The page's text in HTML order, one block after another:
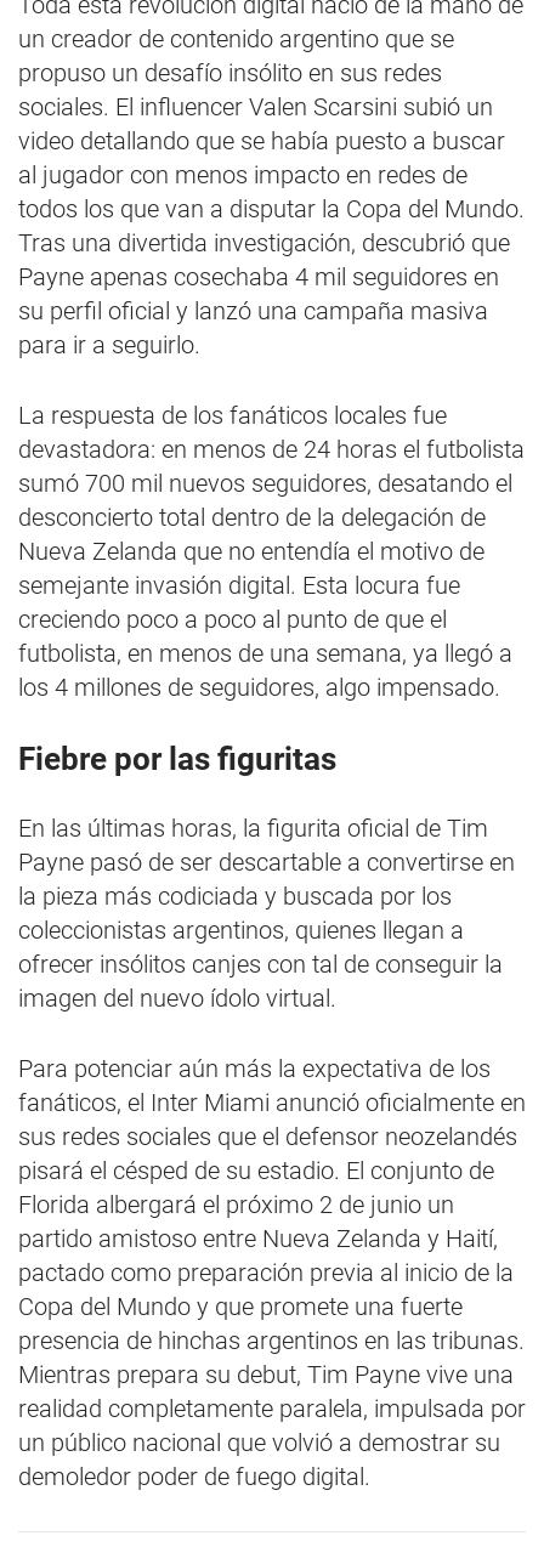
un creador de contenido argentino que se
propuso un desafío insólito en sus redes
sociales. El influencer Valen Scarsini subió un
video detallando que se había puesto a buscar
al jugador con menos impacto en redes de
todos los que van a disputar la Copa del Mundo.
Tras una divertida investigación, descubrió que
Payne apenas cosechaba 4 mil seguidores en
su perfil oficial y lanzó una campaña masiva
para ir a seguirlo.
La respuesta de los fanáticos locales fue
devastadora: en menos de 24 horas el futbolista
sumó 700 mil nuevos seguidores, desatando el
desconcierto total dentro de la delegación de
Nueva Zelanda que no entendía el motivo de
semejante invasión digital. Esta locura fue
creciendo poco a poco al punto de que el
futbolista, en menos de una semana, ya llegó a
los 4 millones de seguidores, algo impensado.
Fiebre por las figuritas
En las últimas horas, la figurita oficial de Tim
Payne pasó de ser descartable a convertirse en
la pieza más codiciada y buscada por los
coleccionistas argentinos, quienes llegan a
ofrecer insólitos canjes con tal de conseguir la
imagen del nuevo ídolo virtual.
Para potenciar aún más la expectativa de los
fanáticos, el Inter Miami anunció oficialmente en
sus redes sociales que el defensor neozelandés
pisará el césped de su estadio. El conjunto de
Florida albergará el próximo 2 de junio un
partido amistoso entre Nueva Zelanda y Haití,
pactado como preparación previa al inicio de la
Copa del Mundo y que promete una fuerte
presencia de hinchas argentinos en las tribunas.
Mientras prepara su debut, Tim Payne vive una
realidad completamente paralela, impulsada por
un público nacional que volvió a demostrar su
demoledor poder de fuego digital.